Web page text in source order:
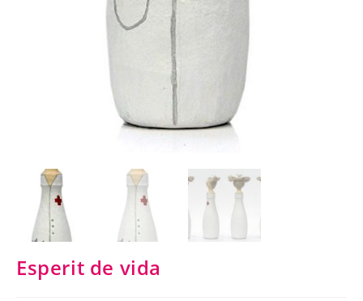
Esperit de vida